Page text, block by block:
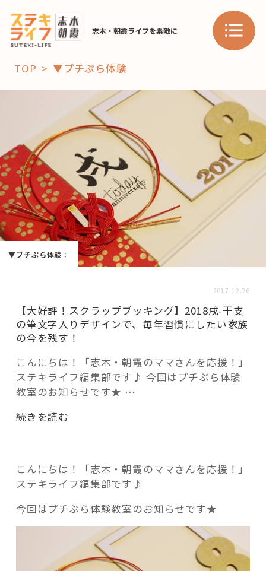
志木・朝霞ライフを素敵に
「コト」
子育て
おすすめ
スポット 学び・教育
「場」
HAREL HAREL
活用事例
「モノ」
「ひと」
コーディネーター紹介
これからの暮らし 住み替え相談
TOP ▼プチぷら体験
▼プチぷら体験 ：
2017.12.26
【大好評！スクラップブッキング】2018戌-干支
の筆文字入りデザインで、毎年習慣にしたい家族
の今を残す！
こんにちは！「志木・朝霞のママさんを応援！」
ステキライフ編集部です♪ 今回はプチぷら体験
教室のお知らせです★ …
“【大
ク
ラ
ッ
続きを読む
こんにちは！「志木・朝霞のママさんを応援！」
ステキライフ編集部です♪
今回はプチぷら体験教室のお知らせです★